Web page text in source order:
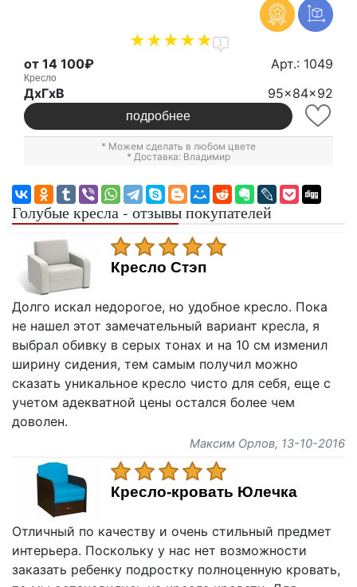
1
от 14 100₽ Арт.: 1049
Кресло
ДxГxВ 95x84x92
подробнее
* Можем сделать в любом цвете
* Доставка: Владимир
Голубые кресла - отзывы покупателей
Кресло Стэп
Долго искал недорогое, но удобное кресло. Пока
не нашел этот замечательный вариант кресла, я
выбрал обивку в серых тонах и на 10 см изменил
ширину сидения, тем самым получил можно
сказать уникальное кресло чисто для себя, еще с
учетом адекватной цены остался более чем
доволен.
Максим Орлов, 13-10-2016
Кресло-кровать Юлечка
Отличный по качеству и очень стильный предмет
интерьера. Поскольку у нас нет возможности
заказать ребенку подростку полноценную кровать,